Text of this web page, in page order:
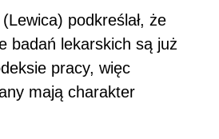
podkreślał, że
badań lekarskich są już
pracy, więc
mają charakter